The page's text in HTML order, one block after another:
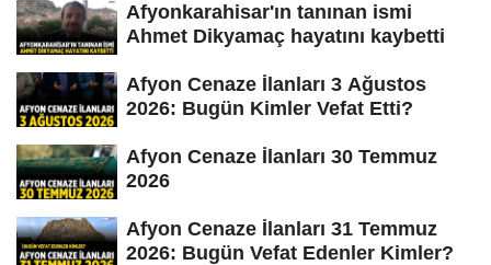
Afyonkarahisar'ın tanınan ismi
Ahmet Dikyamaç hayatını kaybetti
Afyon Cenaze İlanları 3 Ağustos
2026: Bugün Kimler Vefat Etti?
Afyon Cenaze İlanları 30 Temmuz
2026
Afyon Cenaze İlanları 31 Temmuz
2026: Bugün Vefat Edenler Kimler?